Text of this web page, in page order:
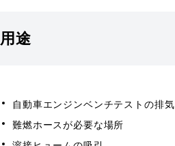
用途
自動車エンジンベンチテストの排
難燃ホースが必要な場所